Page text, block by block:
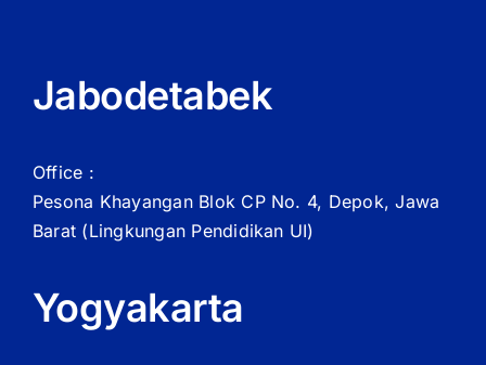
Jabodetabek
Office :
Pesona Khayangan Blok CP No. 4, Depok, Jawa
Barat (Lingkungan Pendidikan UI)
Yogyakarta